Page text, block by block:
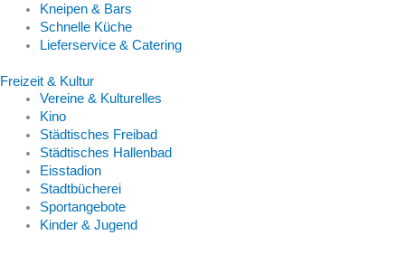
Kneipen & Bars
Schnelle Küche
Lieferservice & Catering
Freizeit & Kultur
Vereine & Kulturelles
Kino
Städtisches Freibad
Städtisches Hallenbad
Eisstadion
Stadtbücherei
Sportangebote
Kinder & Jugend